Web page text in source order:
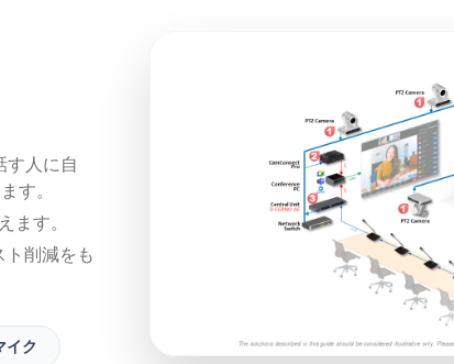
す人に自
す。
ます。
ト削減をも
イク